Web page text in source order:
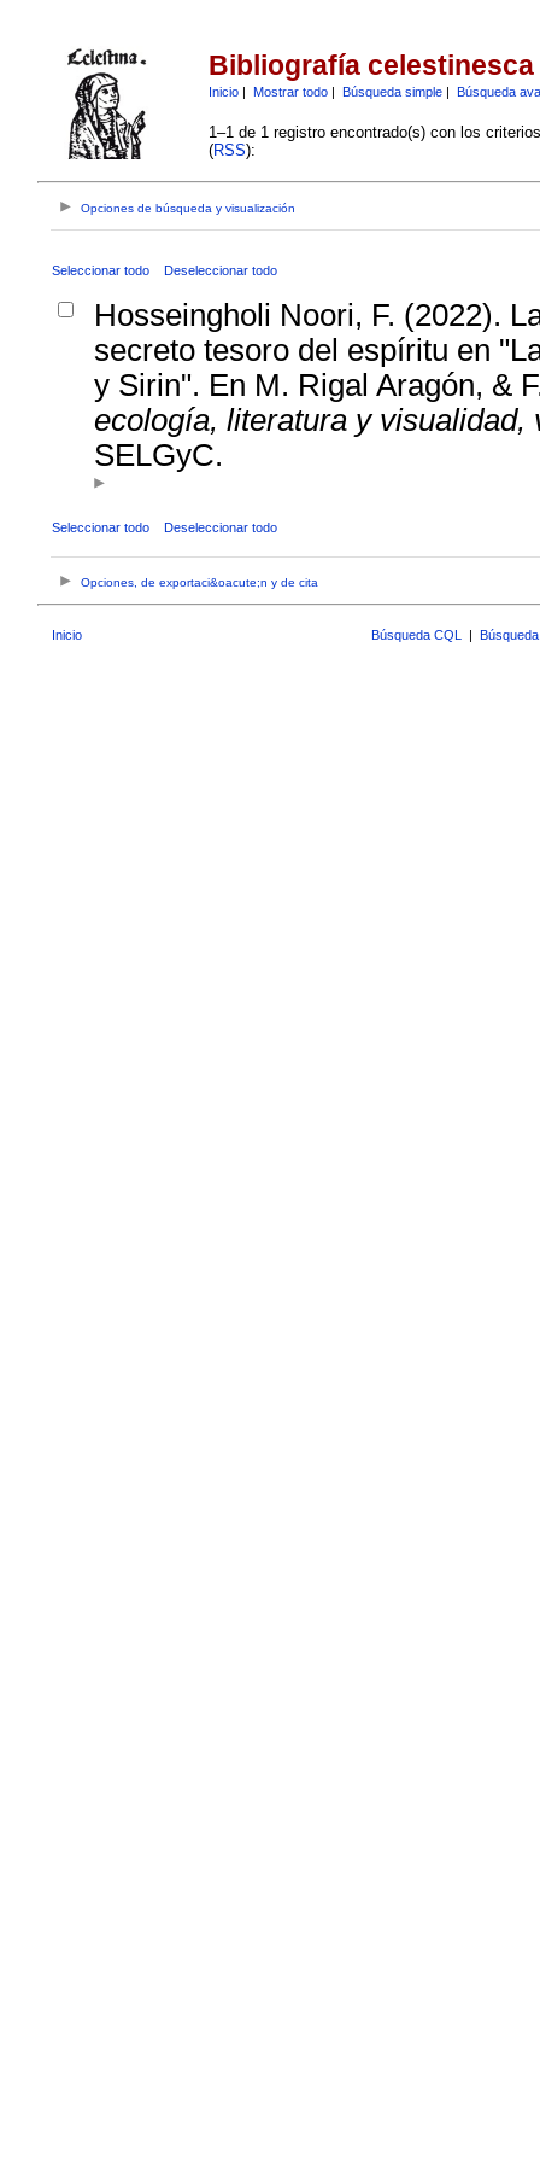
Bibliografía celestinesca
Inicio| Mostrar todo| Búsqueda simple| Búsqueda
1–1 de 1 registro encontrado(s) con los
(RSS):
Opciones de búsqueda y visualización
Seleccionar todo Deseleccionar todo
Hosseingholi Noori, F. (2022).
secreto tesoro del espíritu en
y Sirin". En M. Rigal Aragón, &
ecología, literatura y visualidad,
SELGyC.
Seleccionar todo Deseleccionar todo
Opciones, de exportaci&oacute;n y de cita
Inicio Búsqueda CQL |